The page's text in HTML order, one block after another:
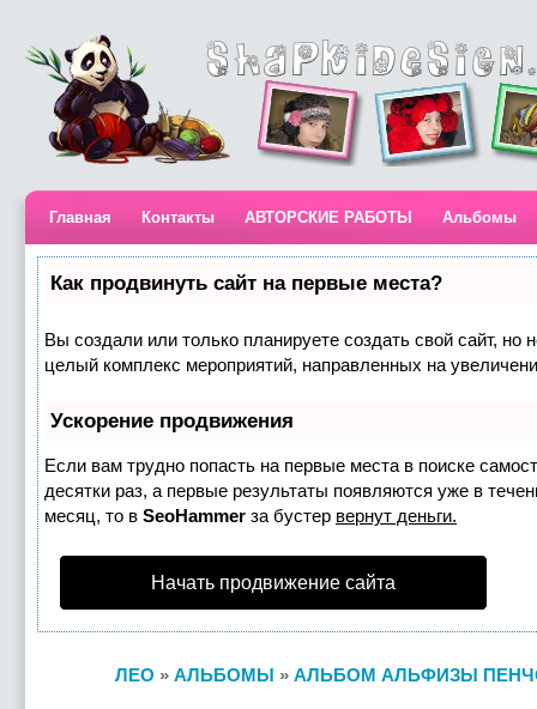
Главная Контакты АВТОРСКИЕ РАБОТЫ Альбомы
Как продвинуть сайт на первые места?
Вы создали или только планируете создать свой сайт, но
целый комплекс мероприятий, направленных на
Ускорение продвижения
Если вам трудно попасть на первые места в поиске
десятки раз, а первые результаты появляются уже в
месяц, то в SeoHammer за бустер вернут деньги.
Начать продвижение сайта
ЛЕО » АЛЬБОМЫ » АЛЬБОМ АЛЬФИЗЫ